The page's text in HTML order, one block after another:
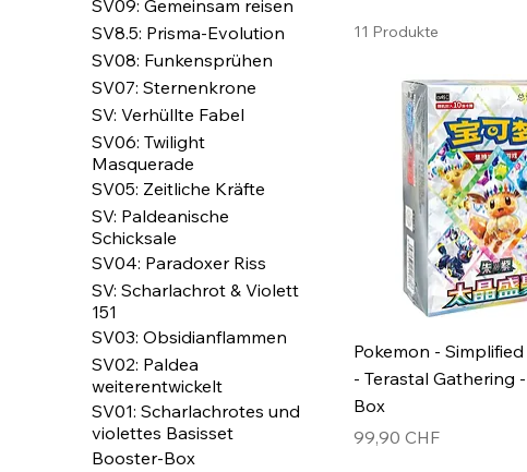
SV09: Gemeinsam reisen
SV8.5: Prisma-Evolution
SV08: Funkensprühen
SV07: Sternenkrone
SV: Verhüllte Fabel
SV06: Twilight
Masquerade
SV05: Zeitliche Kräfte
SV: Paldeanische
Schicksale
SV04: Paradoxer Riss
SV: Scharlachrot & Violett
151
SV03: Obsidianflammen
SV02: Paldea
weiterentwickelt
SV01: Scharlachrotes und
violettes Basisset
Booster-Box
11 Produkte
Pokemon -
- Terastal Gathering
Box
Preis
99,90 CHF